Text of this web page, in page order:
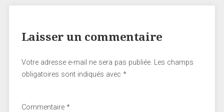
Laisser un commentaire
Votre adresse e-mail ne sera pas publiée. Les champs
obligatoires sont indiqués avec *
Commentaire *